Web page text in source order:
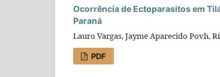
Ocorrência de Ectoparasitos em
Paraná
Lauro Vargas, Jayme Aparecido Povh,
PDF